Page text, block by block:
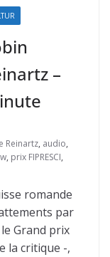
–
Reinartz, audio,
, prix FIPRESCI,
romande
par
Grand prix
la critique -,